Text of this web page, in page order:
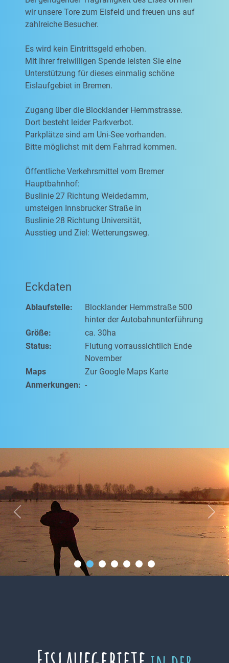
Previous Next
wir unsere Tore zum Eisfeld und freuen uns auf
zahlreiche Besucher.
Es wird kein Eintrittsgeld erhoben.
Mit Ihrer freiwilligen Spende leisten Sie eine
Unterstützung für dieses einmalig schöne
Eislaufgebiet in Bremen.
Zugang über die Blocklander Hemmstrasse.
Dort besteht leider Parkverbot.
Parkplätze sind am Uni-See vorhanden.
Bitte möglichst mit dem Fahrrad kommen.
Öffentliche Verkehrsmittel vom Bremer
Hauptbahnhof:
Buslinie 27 Richtung Weidedamm,
umsteigen Innsbrucker Straße in
Buslinie 28 Richtung Universität,
Ausstieg und Ziel: Wetterungsweg.
Eckdaten
Ablaufstelle:
Blocklander Hemmstraße 500
hinter der Autobahnunterführung
Größe:
ca. 30ha
Status:
Flutung vorraussichtlich Ende
November
Maps
Zur Google Maps Karte
Anmerkungen: -